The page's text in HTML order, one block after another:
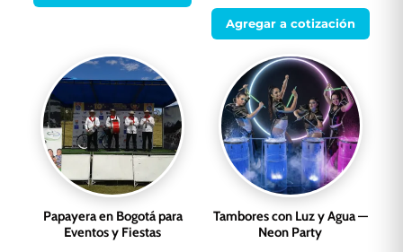
Agregar a cotización
Papayera en Bogotá para
Eventos y Fiestas
Tambores con Luz y Agua —
Neon Party